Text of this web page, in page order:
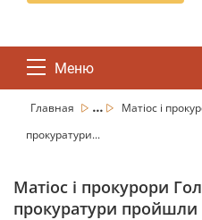
Меню
Главная ...
Матіос і
прокуратури...
Матіос і прокурори
прокуратури пройшли